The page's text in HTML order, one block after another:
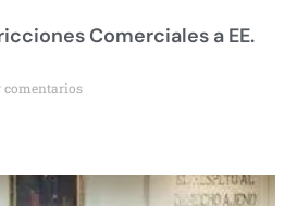
Comerciales a EE.
comentarios